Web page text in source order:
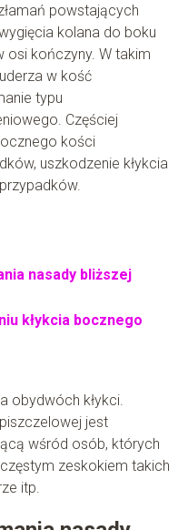
powstających
kolana do boku
osi kończyny. W takim
w kość
typu
Częściej
kości
uszkodzenie kłykcia
nasady bliższej
kłykcia bocznego
obydwóch kłykci.
jest
wśród osób, których
zeskokiem takich
itp.